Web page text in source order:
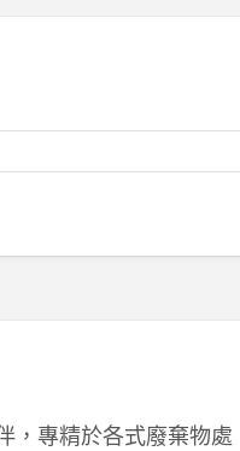
，專精於各式廢棄物處